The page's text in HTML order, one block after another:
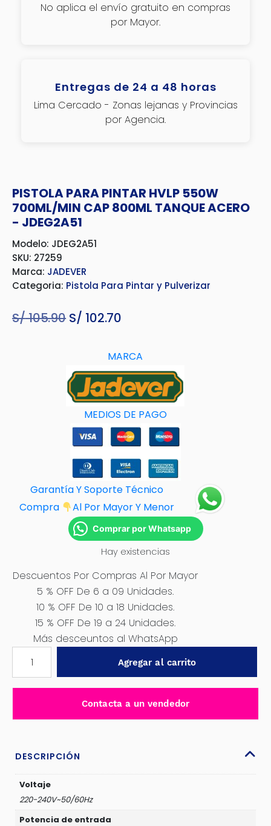
No aplica el envío gratuito en compras
por Mayor.
Entregas de 24 a 48 horas
Lima Cercado - Zonas lejanas y Provincias
por Agencia.
PISTOLA PARA PINTAR HVLP 550W
700ML/MIN CAP 800ML TANQUE ACERO
- JDEG2A51
Modelo: JDEG2A51
SKU: 27259
Marca: JADEVER
Categoria: Pistola Para Pintar y Pulverizar
S/105.90 El
original
era:
S/ 105.90.
S/ 102.70
actual
es:
S/ 102.70.
MARCA
MEDIOS DE PAGO
Garantía Y Soporte Técnico
Compra
Al Por Mayor Y Menor
Comprar por Whatsapp
Hay existencias
Descuentos Por Compras Al Por Mayor
5 % OFF De 6 a 09 Unidades.
10 % OFF De 10 a 18 Unidades.
15 % OFF De 19 a 24 Unidades.
Más desceuntos al WhatsApp
PARA
PINTAR
800ML
ACERO
JDEG2A51
Agregar al carrito
Contacta a un vendedor
DESCRIPCIÓN
Voltaje
220-240V~50/60Hz
Potencia de entrada